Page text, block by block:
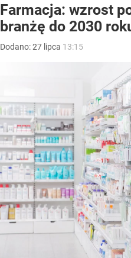
Farmacja: wzrost
branżę do 2030
Dodano:27 lipca 13:15